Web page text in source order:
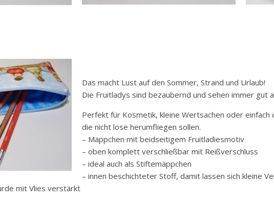
Das macht Lust auf den Sommer, Strand und Urlaub!
Die Fruitladys sind bezaubernd und sehen immer gut
Perfekt für Kosmetik, kleine Wertsachen oder
die nicht lose herumfliegen sollen.
– Mäppchen mit beidseitigem Fruitladiesmotiv
– oben komplett verschließbar mit Reißverschluss
– ideal auch als Stiftemäppchen
– innen beschichteter Stoff, damit lassen sich kleine
mit Vlies verstärkt